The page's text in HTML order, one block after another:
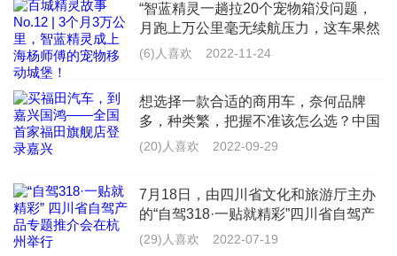
9、缴款成功后，打印出《电子缴款书》和《车辆购置税
完税证》作为缴纳凭证。
2022年的车购置税收费标准
1、燃油车购置税税率为10％
《购车税法》明确规定，汽车购置税的税率为10％，从
2018年起，排量在1.6升或以下的乘用车购车税恢复到
10％。
景区旅
“智蓝精灵一趟拉20个宠物箱没问题，
月跑上万公里毫无续航压力，这车果然
是&lsquo;能跑能装&rsquo;的VAN界天
(6)人喜欢 2022-11-24
想选择一款合适的商用车，奈何品牌
多，种类繁，把握不准该怎么选？中国
商用车领军品牌福田汽车给你最佳答
的用车
(20)人喜欢 2022-09-29
7月18日，由四川省文化和旅游厅主办
的“自驾318·一贴就精彩”四川省自驾产
品专题推介会在杭州举办。推介会上，
(29)人喜欢 2022-07-19